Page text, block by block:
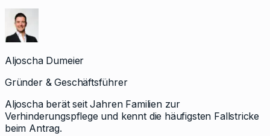
Aljoscha Dumeier
Gründer & Geschäftsführer
Aljoscha berät seit Jahren Familien zur
Verhinderungspflege und kennt die häufigsten Fallstricke
beim Antrag.